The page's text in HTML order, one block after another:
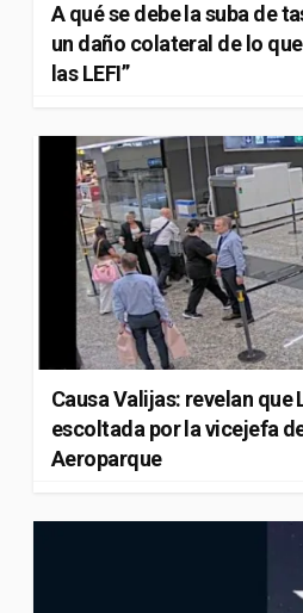
A qué se debe la suba de
un daño colateral de lo
las LEFI”
Causa Valijas: revelan que
escoltada por la vicejefa
Aeroparque